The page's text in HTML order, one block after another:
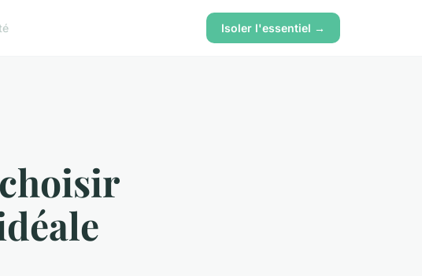
Isoler l'essentiel →